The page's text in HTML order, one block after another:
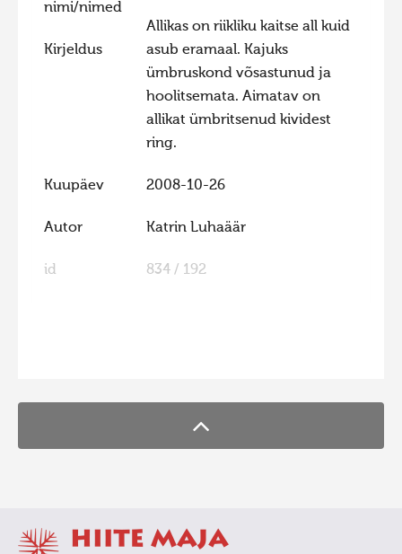
Hiite kuvavõistlus 2022 lisa
Liikuvad kuvad 2022
Hiite kuvavõistlus 2021 lisa
Liikuvad kuvad 2021
Hiite kuvavõistlus 2020
Hiite kuvavõistlus 2019
Hiite kuvavõistlus 2014
nimi/nimed
Kirjeldus
Allikas on riikliku kaitse all kuid
asub eramaal. Kajuks
ümbruskond võsastunud ja
hoolitsemata. Aimatav on
allikat ümbritsenud kividest
ring.
Kuupäev 2008-10-26
Autor Katrin Luhaäär
id 834 / 192